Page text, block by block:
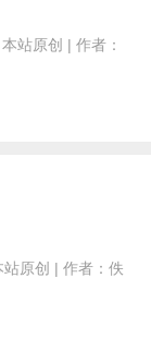
站原创 | 作者：
原创 | 作者：佚